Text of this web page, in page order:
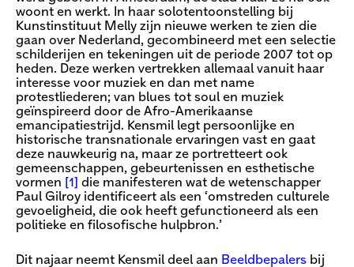
woont en werkt. In haar solotentoonstelling bij
Kunstinstituut Melly zijn nieuwe werken te zien die
gaan over Nederland, gecombineerd met een selectie
schilderijen en tekeningen uit de periode 2007 tot op
heden. Deze werken vertrekken allemaal vanuit haar
interesse voor muziek en dan met name
protestliederen; van blues tot soul en muziek
geïnspireerd door de Afro-Amerikaanse
emancipatiestrijd. Kensmil legt persoonlijke en
historische transnationale ervaringen vast en gaat
deze nauwkeurig na, maar ze portretteert ook
gemeenschappen, gebeurtenissen en esthetische
vormen [1] die manifesteren wat de wetenschapper
Paul Gilroy identificeert als een ‘omstreden culturele
gevoeligheid, die ook heeft gefunctioneerd als een
politieke en filosofische hulpbron.’
Dit najaar neemt Kensmil deel aan Beeldbepalers bij